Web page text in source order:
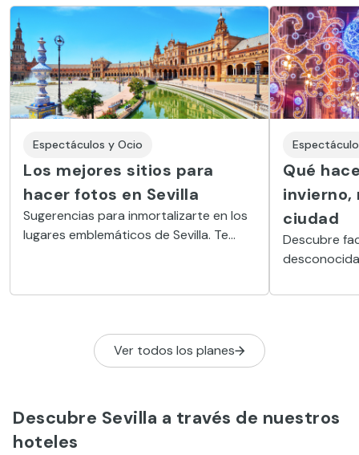
Espectáculos y Ocio
Los mejores sitios para
hacer fotos en Sevilla
Sugerencias para inmortalizarte en los
lugares emblemáticos de Sevilla. Te
Qué
invierno,
ciudad
Descubre
siete planes
Ver todos los planes
Descubre Sevilla a través de nuestros
hoteles